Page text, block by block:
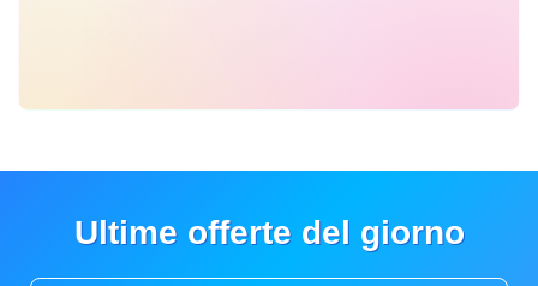
Ultime offerte del giorno